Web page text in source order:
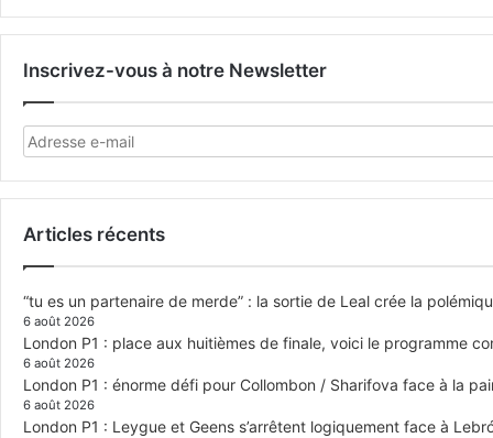
Inscrivez-vous à notre Newsletter
Articles récents
“tu es un partenaire de merde” : la sortie de Leal crée la
6 août 2026
London P1 : place aux huitièmes de finale, voici le programme
6 août 2026
London P1 : énorme défi pour Collombon / Sharifova face à la
6 août 2026
London P1 : Leygue et Geens s’arrêtent logiquement face à